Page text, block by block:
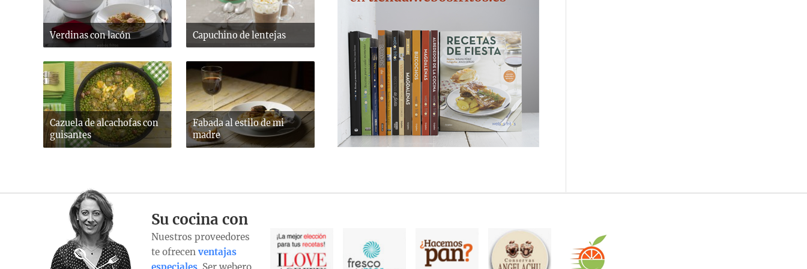
Verdinas con lacón Capuchino de lentejas
Cazuela de alcachofas con
guisantes
Fabada al estilo de mi
madre
Su cocina con
Nuestros proveedores
te ofrecen ventajas
especiales . Ser webero